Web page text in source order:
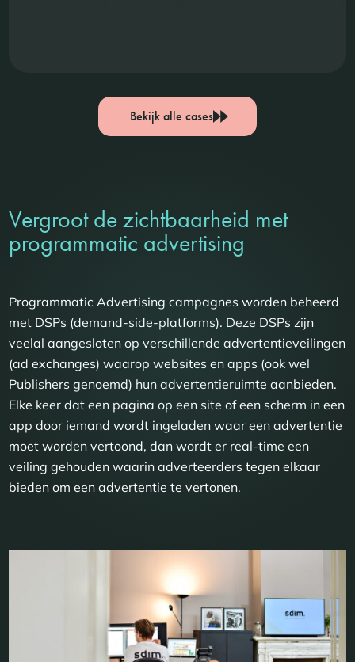
Bekijk alle cases
Vergroot de zichtbaarheid met
programmatic advertising
Programmatic Advertising campagnes worden beheerd
met DSPs (demand-side-platforms). Deze DSPs zijn
veelal aangesloten op verschillende advertentieveilingen
(ad exchanges) waarop websites en apps (ook wel
Publishers genoemd) hun advertentieruimte aanbieden.
Elke keer dat een pagina op een site of een scherm in een
app door iemand wordt ingeladen waar een advertentie
moet worden vertoond, dan wordt er real-time een
veiling gehouden waarin adverteerders tegen elkaar
bieden om een advertentie te vertonen.